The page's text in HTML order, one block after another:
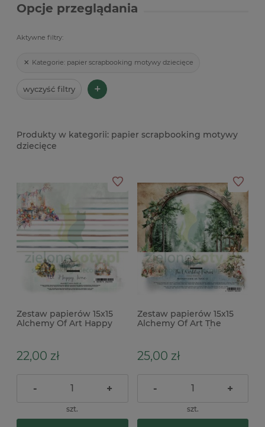
Opcje przeglądania
Aktywne filtry:
Kategorie: papier scrapbooking motywy dziecięce
wyczyść filtry +
papier scrapbooking motywy
dziecięce
Zestaw papierów 15x15
Alchemy Of Art Happy
22,00 zł
- +
szt.
Zestaw papierów 15x15
Alchemy Of Art The
25,00 zł
- +
szt.